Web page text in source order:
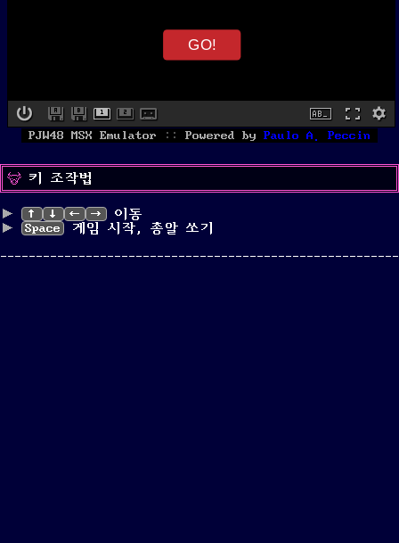
GO!
PJW48 MSX Emulator :: Powered by Paulo A. Peccin
키 조작법
↑ ↓ ← →
이동
Space
게임 시작, 총알 쏘기